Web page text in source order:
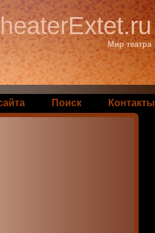
Мир театра
Поиск Контакты